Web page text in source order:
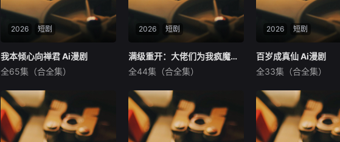
2026 短剧
未知
暂无内容
我本倾心向禅君 Ai漫剧
全65集（合全集）
2026 短剧
满级重开：大佬们为我疯魔了 Ai漫剧
未知
暂无内容
满级重开：大佬们为我疯魔了 Ai漫剧
全44集（合全集）
2026 短剧
百岁成真仙 Ai漫剧
未知
暂无内容
百岁成真仙 Ai漫剧
全33集（合全集）